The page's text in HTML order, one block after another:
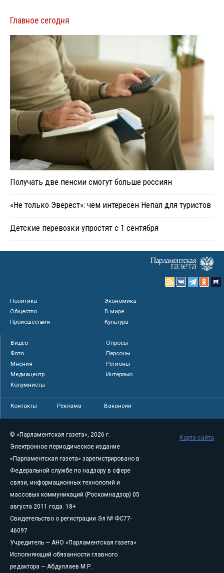
Главное сегодня
Получать две пенсии смогут больше россиян
«Не только Эверест»: чем интересен Непал для туристов
Детские перевозки упростят с 1 сентября
Политика
Экономика
Общество
В мире
Происшествия
Культура
Видео
Опросы
Фото
Персоны
Мнения
Регионы
Медиацентр
Интервью
Колумнисты
Контакты Реклама Вакансии
© «Парламентская газета», 2026 г.
Электронное периодическое издание
«Парламентская газета» зарегистрировано в
Федеральной службе по надзору в сфере
связи, информационных технологий и
массовых коммуникаций (Роскомнадзор) 05
августа 2011 года. 18+
Свидетельство о регистрации Эл № ФС77-
46097
Учредитель — АНО «Парламентская газета»
Исполняющий обязанности главного
редактора — Абдуллаев М.Р.
Карта сайта